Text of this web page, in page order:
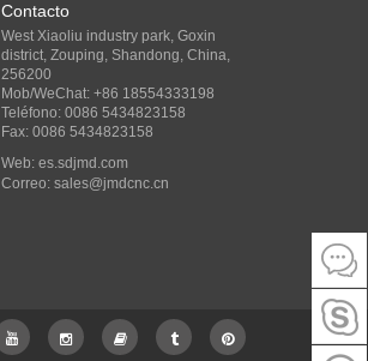
Contacto
West Xiaoliu industry park, Goxin
district, Zouping, Shandong, China,
256200
Mob/WeChat: +86 18554333198
Teléfono: 0086 5434823158
Fax: 0086 5434823158
Web: es.sdjmd.com
Correo: sales@jmdcnc.cn